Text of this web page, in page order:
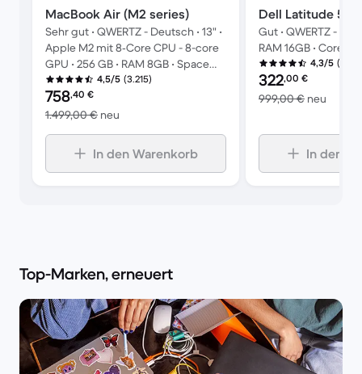
MacBook Air (M2 series)
Sehr gut • QWERTZ - Deutsch • 13" •
Apple M2 mit 8‑Core CPU - 8-core
GPU • 256 GB • RAM 8GB • Space
Grau
4,5/5 (3.215)
Preis des erneuerten Produkts:
758,40 €
1.499,00 € neu
In den Warenkorb
Dell Latitude
Gut • QWERTZ -
RAM 16GB • Core i5
4,3/5 (59)
Preis des
322,00 €
999,00 € neu
In den
Top-Marken, erneuert